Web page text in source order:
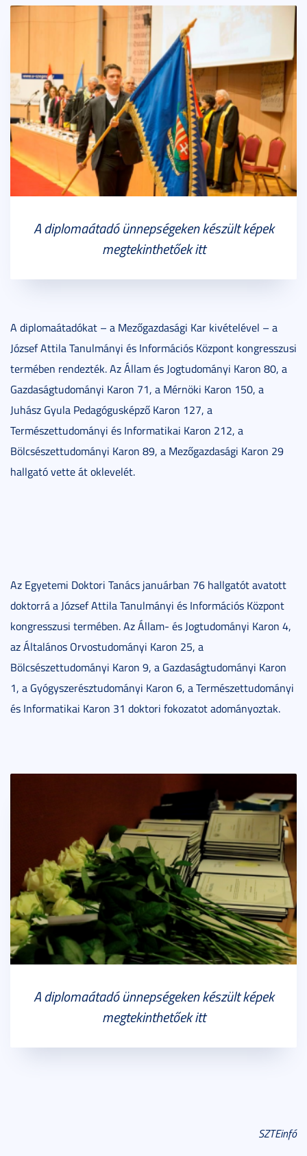
A diplomaátadó ünnepségeken készült képek
megtekinthetőek itt
A diplomaátadókat – a Mezőgazdasági Kar kivételével – a
József Attila Tanulmányi és Információs Központ kongresszusi
termében rendezték. Az Állam és Jogtudományi Karon 80, a
Gazdaságtudományi Karon 71, a Mérnöki Karon 150, a
Juhász Gyula Pedagógusképző Karon 127, a
Természettudományi és Informatikai Karon 212, a
Bölcsészettudományi Karon 89, a Mezőgazdasági Karon 29
hallgató vette át oklevelét.
Az Egyetemi Doktori Tanács januárban 76 hallgatót avatott
doktorrá a József Attila Tanulmányi és Információs Központ
kongresszusi termében. Az Állam- és Jogtudományi Karon 4,
az Általános Orvostudományi Karon 25, a
Bölcsészettudományi Karon 9, a Gazdaságtudományi Karon
1, a Gyógyszerésztudományi Karon 6, a Természettudományi
és Informatikai Karon 31 doktori fokozatot adományoztak.
A diplomaátadó ünnepségeken készült képek
megtekinthetőek itt
SZTEinfó